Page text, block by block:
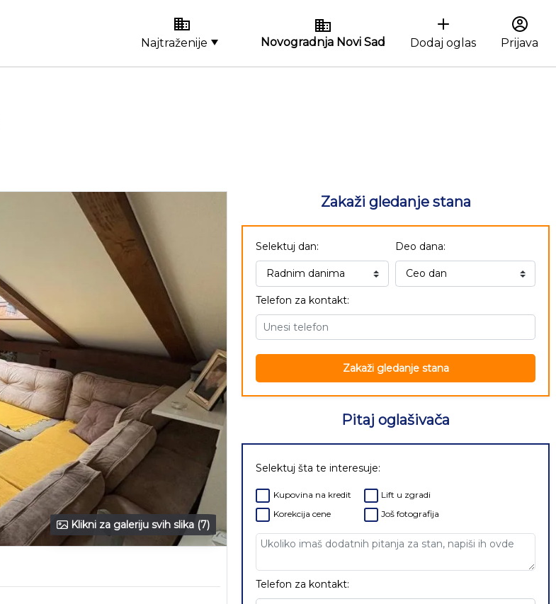
Najtraženije Novogradnja Novi Sad Dodaj oglas Prijava
Klikni za galeriju svih slika (7)
Zakaži gledanje stana
Selektuj dan: Deo dana:
Telefon za kontakt:
Zakaži gledanje stana
Pitaj oglašivača
Selektuj šta te interesuje:
Kupovina na kredit
Korekcija cene
Lift u zgradi
Još fotografija
Telefon za kontakt: